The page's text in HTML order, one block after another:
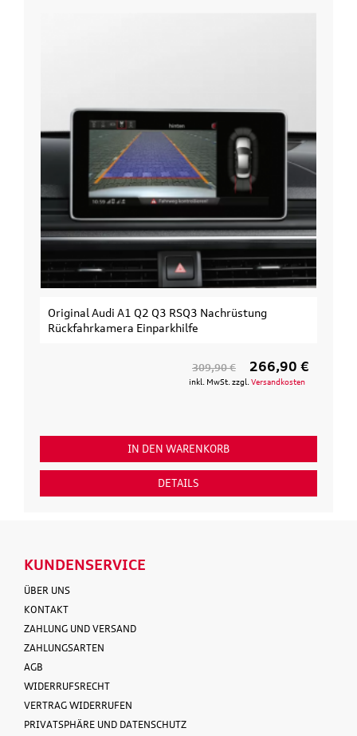
Original Audi A1 Q2 Q3 RSQ3 Nachrüstung
Rückfahrkamera Einparkhilfe
309,90 € 266,90 €
inkl. MwSt. zzgl. Versandkosten
IN DEN WARENKORB
DETAILS
KUNDENSERVICE
ÜBER UNS
KONTAKT
ZAHLUNG UND VERSAND
ZAHLUNGSARTEN
AGB
WIDERRUFSRECHT
VERTRAG WIDERRUFEN
PRIVATSPHÄRE UND DATENSCHUTZ